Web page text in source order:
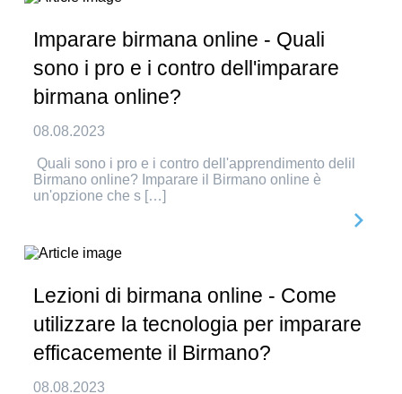
Imparare birmana online - Quali
sono i pro e i contro dell'imparare
birmana online?
08.08.2023
Quali sono i pro e i contro dell'apprendimento delil
Birmano online? Imparare il Birmano online è
un'opzione che s […]
Lezioni di birmana online - Come
utilizzare la tecnologia per imparare
efficacemente il Birmano?
08.08.2023